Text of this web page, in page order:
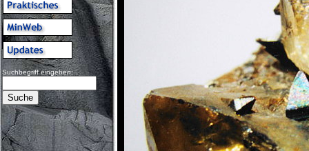
Suchbegriff eingeben: